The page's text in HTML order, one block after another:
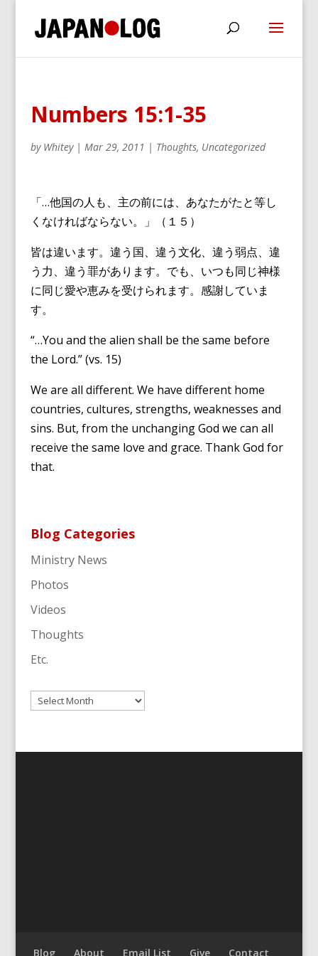
Numbers 15:1-35
by Whitey| Mar 29, 2011 | Thoughts, Uncategorized
「…他国の人も、主の前には、あなたがたと等し
くなければならない。」（１５）
皆は違います。違う国、違う文化、違う弱点、違
う力、違う罪があります。でも、いつも同じ神様
に同じ愛や恵みを受けられます。感謝していま
す。
“…You and the alien shall be the same before
the Lord.” (vs. 15)
We are all different. We have different home
countries, cultures, strengths, weaknesses and
sins. But, from the unchanging God we can all
receive the same love and grace. Thank God for
that.
Blog Categories
Ministry News
Photos
Videos
Thoughts
Etc.
Archives
Blog About Email List Give Contact